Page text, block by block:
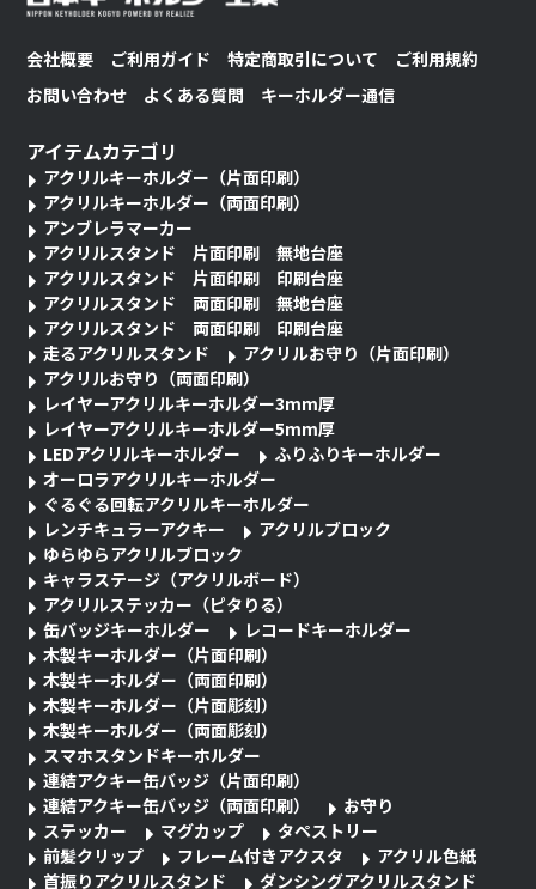
会社概要 ご利用ガイド 特定商取引について
ご利用規約
お問い合わせ
よくある質問 キーホルダー通信
アイテムカテゴリ
アクリルキーホルダー（片面印刷）
アクリルキーホルダー（両面印刷）
アンブレラマーカー
アクリルスタンド 片面印刷 無地台座
アクリルスタンド 片面印刷 印刷台座
アクリルスタンド 両面印刷 無地台座
アクリルスタンド 両面印刷 印刷台座
走るアクリルスタンド
アクリルお守り（片面印刷）
アクリルお守り（両面印刷）
レイヤーアクリルキーホルダー3mm厚
レイヤーアクリルキーホルダー5mm厚
LEDアクリルキーホルダー
ふりふりキーホルダー
オーロラアクリルキーホルダー
ぐるぐる回転アクリルキーホルダー
レンチキュラーアクキー
アクリルブロック
ゆらゆらアクリルブロック
キャラステージ（アクリルボード）
アクリルステッカー（ピタりる）
缶バッジキーホルダー
レコードキーホルダー
木製キーホルダー（片面印刷）
木製キーホルダー（両面印刷）
木製キーホルダー（片面彫刻）
木製キーホルダー（両面彫刻）
スマホスタンドキーホルダー
連結アクキー缶バッジ（片面印刷）
連結アクキー缶バッジ（両面印刷）
お守り
ステッカー
マグカップ
タペストリー
前髪クリップ
フレーム付きアクスタ
アクリル色紙
首振りアクリルスタンド
ダンシングアクリルスタンド